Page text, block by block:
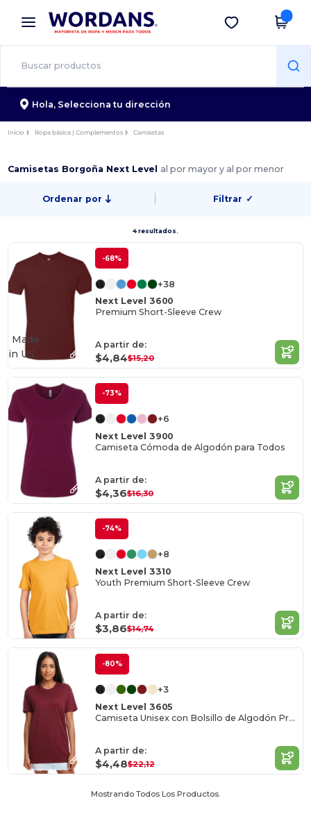
× App de Wordans
¡Mejores precios en app!
Descargar app
Hola, Selecciona tu dirección
Inicio Ropa básica | Complementos Camisetas
Camisetas Borgoña Next Level al por mayor y al por menor
Ordenar por Filtrar ✓
4 resultados.
-68%
+38
Next Level 3600
Premium Short-Sleeve Crew
A partir de:
$4,84$15,20
Made
in US
-73%
+6
Next Level 3900
Camiseta Cómoda de Algodón para Todos
A partir de:
$4,36$16,30
-74%
+8
Next Level 3310
Youth Premium Short-Sleeve Crew
A partir de:
$3,86$14,74
-80%
+3
Next Level 3605
Camiseta Unisex con Bolsillo de Algodón Premium
A partir de:
$4,48$22,12
Mostrando Todos Los Productos.